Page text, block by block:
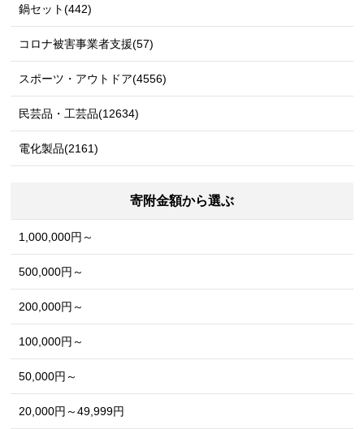
鍋セット(442)
コロナ被害事業者支援(57)
スポーツ・アウトドア(4556)
民芸品・工芸品(12634)
電化製品(2161)
寄附金額から選ぶ
1,000,000円～
500,000円～
200,000円～
100,000円～
50,000円～
20,000円～49,999円